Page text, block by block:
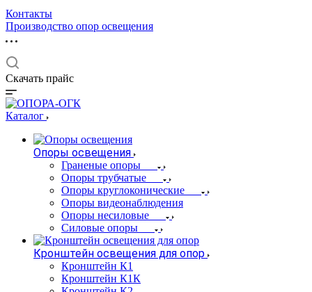
Контакты
Производство опор освещения
Скачать прайс
Каталог
Опоры освещения
Граненые опоры
Опоры трубчатые
Опоры круглоконические
Опоры видеонаблюдения
Опоры несиловые
Силовые опоры
Кронштейн освещения для опор
Кронштейн К1
Кронштейн К1К